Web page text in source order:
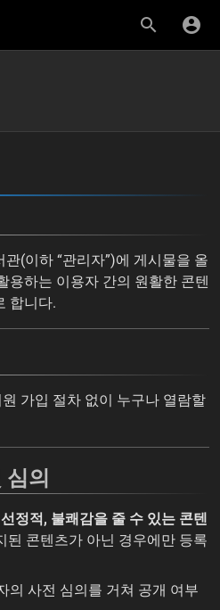
(이하 “관리자”)에 게시물을 올
용하는 이용자 간의 원활한 콘텐
합니다.
가입 절차 없이 누구나 열람할
의
정적, 불쾌감을 줄 수 있는 콘텐
된 콘텐츠가 아닌 경우에만 등록
의 사전 심의를 거쳐 공개 여부